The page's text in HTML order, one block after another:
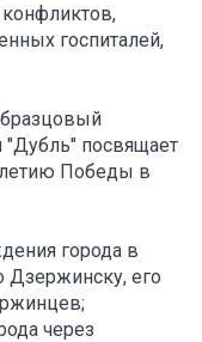
госпиталей,
"Дубль" посвящает
Победы в
города в
Дзержинску, его
через